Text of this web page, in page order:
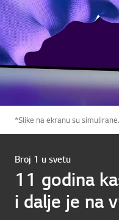
*Slike na ekranu su simulirane.
Broj 1 u svetu
11 godina
i dalje je na